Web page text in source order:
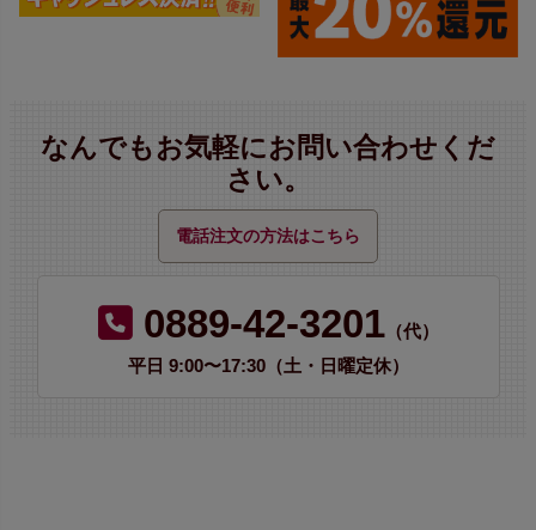
なんでもお気軽にお問い合わせくだ
さい。
電話注文の方法はこちら
0889-42-3201（代）
平日 9:00〜17:30（土・日曜定休）